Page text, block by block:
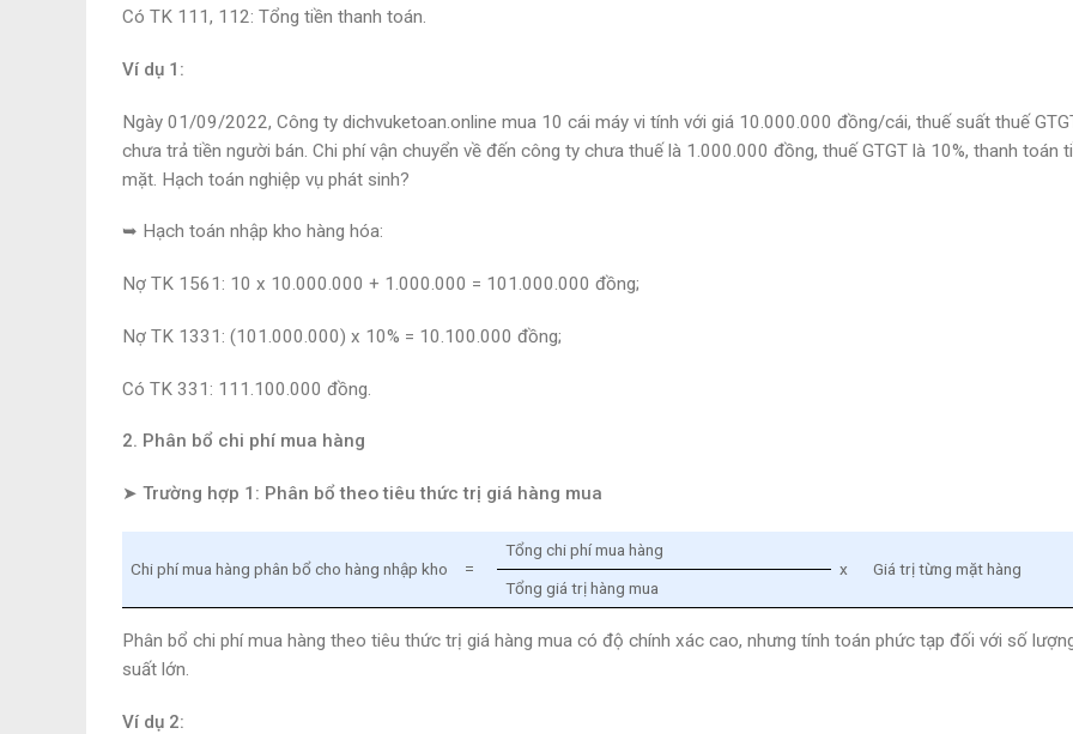
Có TK 111, 112: Tổng tiền thanh toán.
Ví dụ 1:
Ngày 01/09/2022, Công ty dichvuketoan.online mua 10 cái máy vi tính với giá 10.000.000 đồng/cái, thuế suất thuế
chưa trả tiền người bán. Chi phí vận chuyển về đến công ty chưa thuế là 1.000.000 đồng, thuế GTGT là 10%, thanh toán
mặt. Hạch toán nghiệp vụ phát sinh?
➥ Hạch toán nhập kho hàng hóa:
Nợ TK 1561: 10 x 10.000.000 + 1.000.000 = 101.000.000 đồng;
Nợ TK 1331: (101.000.000) x 10% = 10.100.000 đồng;
Có TK 331: 111.100.000 đồng.
2. Phân bổ chi phí mua hàng
➤ Trường hợp 1: Phân bổ theo tiêu thức trị giá hàng mua
Chi phí mua hàng phân bổ cho hàng nhập kho =
Tổng chi phí mua hàng
x
Giá trị từng mặt hàng
Tổng giá trị hàng mua
Phân bổ chi phí mua hàng theo tiêu thức trị giá hàng mua có độ chính xác cao, nhưng tính toán phức tạp đối với số
suất lớn.
Ví dụ 2: